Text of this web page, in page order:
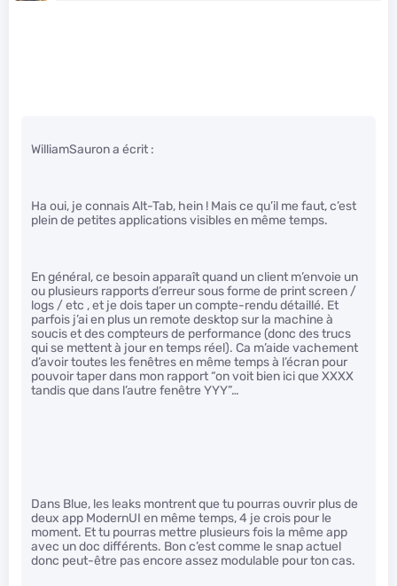
WilliamSauron a écrit :
Ha oui, je connais Alt-Tab, hein ! Mais ce qu’il me faut, c’est
plein de petites applications visibles en même temps.
En général, ce besoin apparaît quand un client m’envoie un
ou plusieurs rapports d’erreur sous forme de print screen /
logs / etc , et je dois taper un compte-rendu détaillé. Et
parfois j’ai en plus un remote desktop sur la machine à
soucis et des compteurs de performance (donc des trucs
qui se mettent à jour en temps réel). Ca m’aide vachement
d’avoir toutes les fenêtres en même temps à l’écran pour
pouvoir taper dans mon rapport “on voit bien ici que XXXX
tandis que dans l’autre fenêtre YYY”…
Dans Blue, les leaks montrent que tu pourras ouvrir plus de
deux app ModernUI en même temps, 4 je crois pour le
moment. Et tu pourras mettre plusieurs fois la même app
avec un doc différents. Bon c’est comme le snap actuel
donc peut-être pas encore assez modulable pour ton cas.